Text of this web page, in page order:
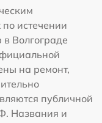
истечении
Волгограде
на ремонт,
публичной
Названия и